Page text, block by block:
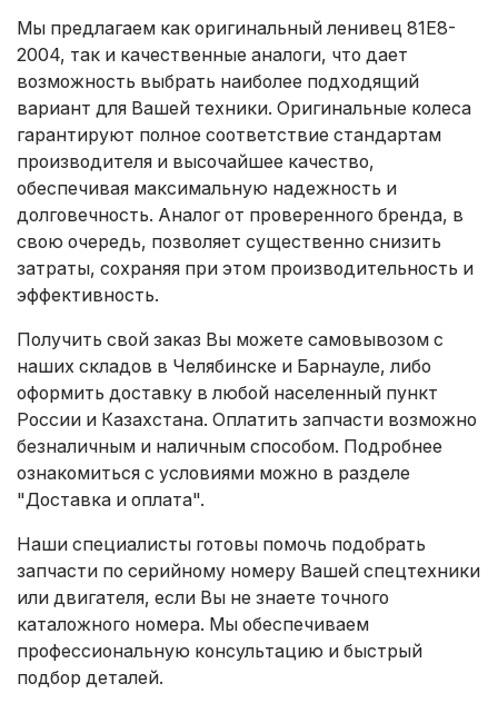
Мы предлагаем как оригинальный ленивец 81E8-
2004, так и качественные аналоги, что дает
возможность выбрать наиболее подходящий
вариант для Вашей техники. Оригинальные колеса
гарантируют полное соответствие стандартам
производителя и высочайшее качество,
обеспечивая максимальную надежность и
долговечность. Аналог от проверенного бренда, в
свою очередь, позволяет существенно снизить
затраты, сохраняя при этом производительность и
эффективность.
Получить свой заказ Вы можете самовывозом с
наших складов в Челябинске и Барнауле, либо
оформить доставку в любой населенный пункт
России и Казахстана. Оплатить запчасти возможно
безналичным и наличным способом. Подробнее
ознакомиться с условиями можно в разделе
"Доставка и оплата".
Наши специалисты готовы помочь подобрать
запчасти по серийному номеру Вашей спецтехники
или двигателя, если Вы не знаете точного
каталожного номера. Мы обеспечиваем
профессиональную консультацию и быстрый
подбор деталей.